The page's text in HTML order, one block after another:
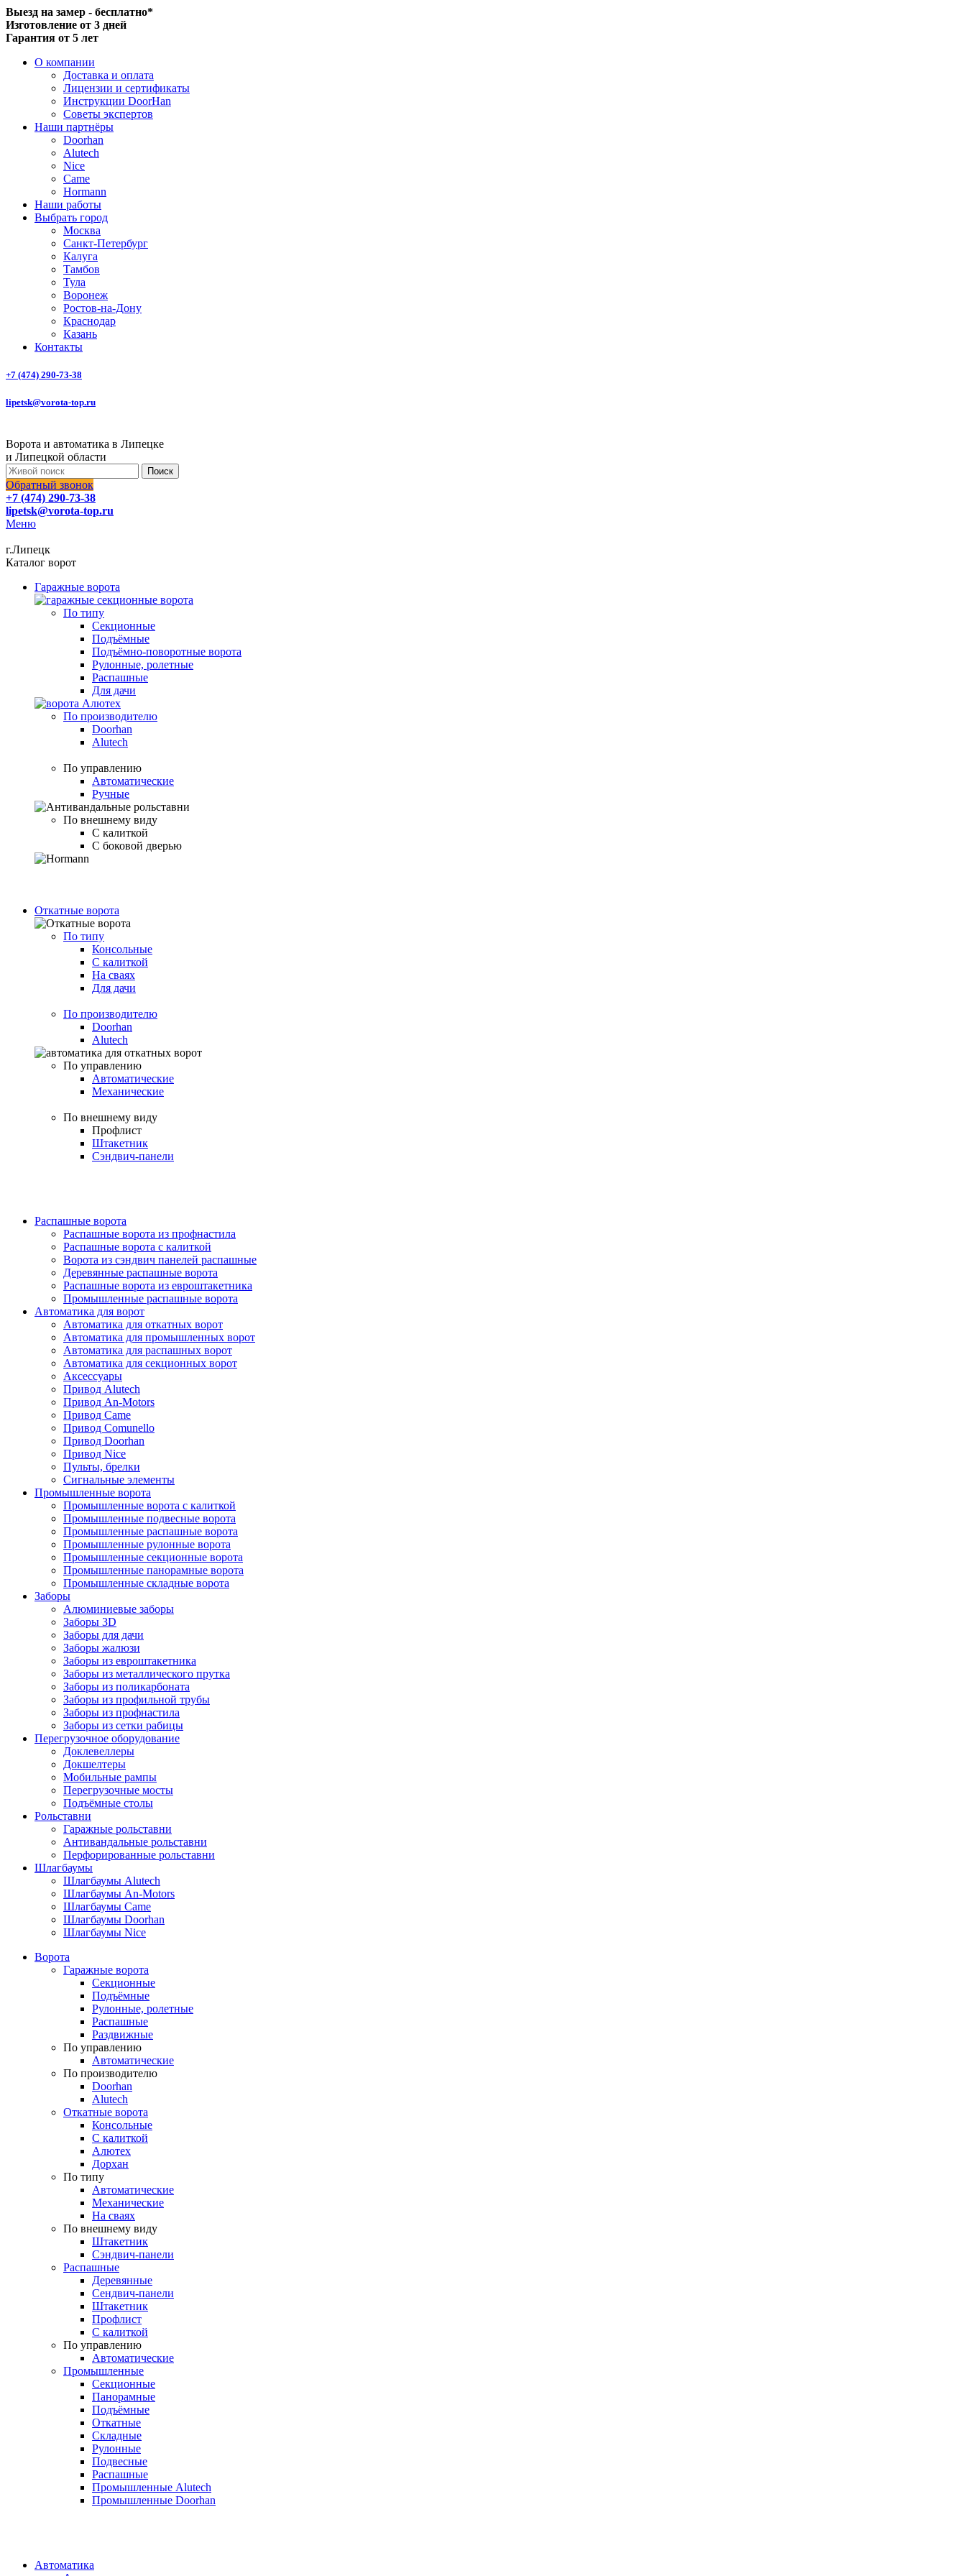
Выезд на замер - бесплатно*
Изготовление от 3 дней
Гарантия от 5 лет
О компании
Доставка и оплата
Лицензии и сертификаты
Инструкции DoorHan
Советы экспертов
Наши партнёры
Doorhan
Alutech
Nice
Came
Hormann
Наши работы
Выбрать город
Москва
Санкт-Петербург
Калуга
Тамбов
Тула
Воронеж
Ростов-на-Дону
Краснодар
Казань
Контакты
+7 (474) 290-73-38
lipetsk@vorota-top.ru
Ворота и автоматика в Липецке
и Липецкой области
Поиск
Обратный звонок
+7 (474) 290-73-38
lipetsk@vorota-top.ru
Меню
г.Липецк
Каталог ворот
Гаражные ворота
По типу
Секционные
Подъёмные
Подъёмно-поворотные ворота
Рулонные, ролетные
Распашные
Для дачи
По производителю
Doorhan
Alutech
По управлению
Автоматические
Ручные
По внешнему виду
С калиткой
С боковой дверью
Откатные ворота
По типу
Консольные
С калиткой
На сваях
Для дачи
По производителю
Doorhan
Alutech
По управлению
Автоматические
Механические
По внешнему виду
Профлист
Штакетник
Сэндвич-панели
Распашные ворота
Распашные ворота из профнастила
Распашные ворота с калиткой
Ворота из сэндвич панелей распашные
Деревянные распашные ворота
Распашные ворота из евроштакетника
Промышленные распашные ворота
Автоматика для ворот
Автоматика для откатных ворот
Автоматика для промышленных ворот
Автоматика для распашных ворот
Автоматика для секционных ворот
Аксессуары
Привод Alutech
Привод An-Motors
Привод Came
Привод Comunello
Привод Doorhan
Привод Nice
Пульты, брелки
Сигнальные элементы
Промышленные ворота
Промышленные ворота с калиткой
Промышленные подвесные ворота
Промышленные распашные ворота
Промышленные рулонные ворота
Промышленные секционные ворота
Промышленные панорамные ворота
Промышленные складные ворота
Заборы
Алюминиевые заборы
Заборы 3D
Заборы для дачи
Заборы жалюзи
Заборы из евроштакетника
Заборы из металлического прутка
Заборы из поликарбоната
Заборы из профильной трубы
Заборы из профнастила
Заборы из сетки рабицы
Перегрузочное оборудование
Доклевеллеры
Докшелтеры
Мобильные рампы
Перегрузочные мосты
Подъёмные столы
Рольставни
Гаражные рольставни
Антивандальные рольставни
Перфорированные рольставни
Шлагбаумы
Шлагбаумы Alutech
Шлагбаумы An-Motors
Шлагбаумы Came
Шлагбаумы Doorhan
Шлагбаумы Nice
Ворота
Гаражные ворота
Секционные
Подъёмные
Рулонные, ролетные
Распашные
Раздвижные
По управлению
Автоматические
По производителю
Doorhan
Alutech
Откатные ворота
Консольные
С калиткой
Алютех
Дорхан
По типу
Автоматические
Механические
На сваях
По внешнему виду
Штакетник
Сэндвич-панели
Распашные
Деревянные
Сендвич-панели
Штакетник
Профлист
С калиткой
По управлению
Автоматические
Промышленные
Секционные
Панорамные
Подъёмные
Откатные
Складные
Рулонные
Подвесные
Распашные
Промышленные Alutech
Промышленные Doorhan
Автоматика